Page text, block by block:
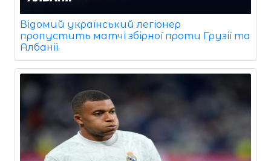
Відомий український легіонер
пропустить матчі збірної проти Грузії та
Албанії.